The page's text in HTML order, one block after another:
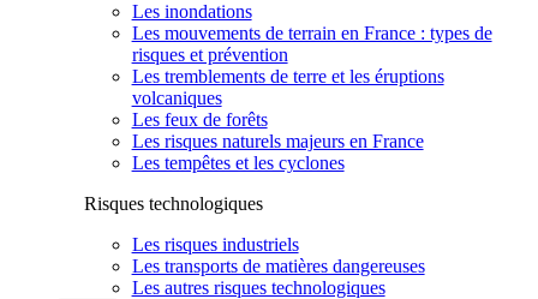
Les inondations
Les mouvements de terrain en France : types de
risques et prévention
Les tremblements de terre et les éruptions
volcaniques
Les feux de forêts
Les risques naturels majeurs en France
Les tempêtes et les cyclones
Risques technologiques
Les risques industriels
Les transports de matières dangereuses
Les autres risques technologiques